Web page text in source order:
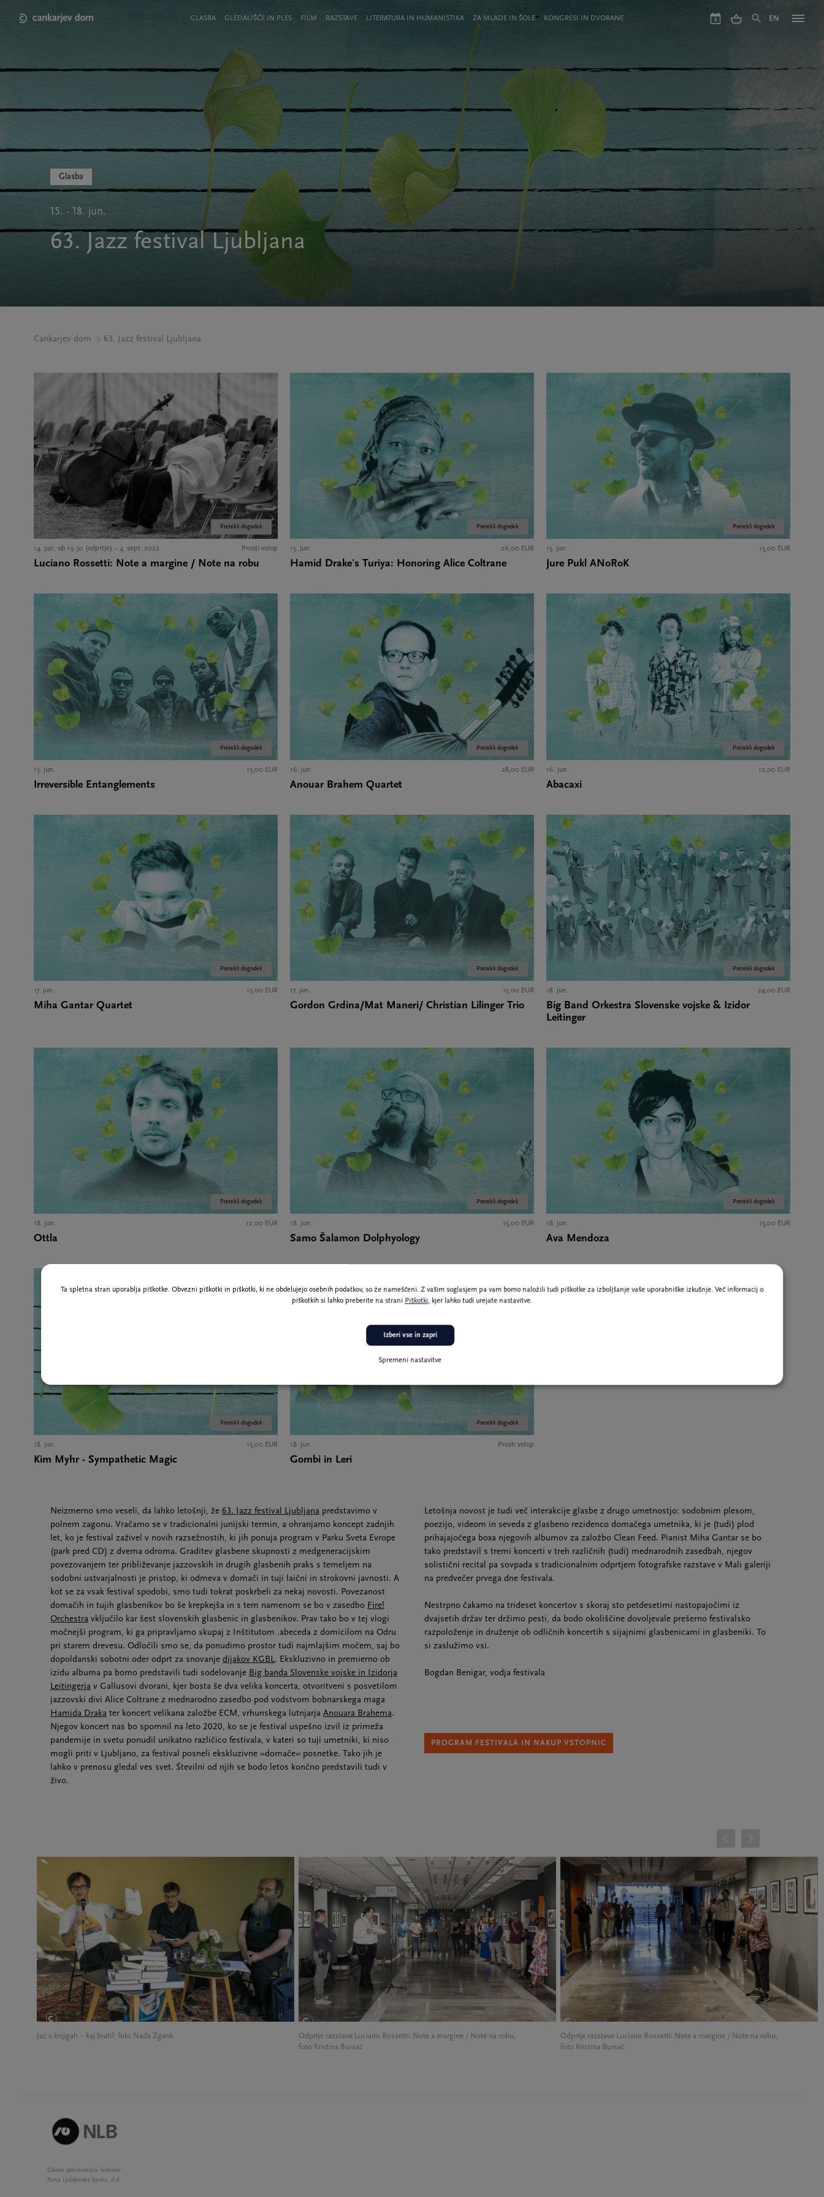
main
MeniGLASBA GLEDALIŠČE IN PLES FILM RAZSTAVE LITERATURA IN HUMANISTIKA ZA MLADE IN ŠOLE KONGRESI IN DVORANE 6 EN
Glasba
15. - 18. jun.
63. Jazz festival Ljubljana
Cankarjev dom 63. Jazz festival Ljubljana
Pretekli dogodek
14. jun. ob 19.30 (odprtje) – 4. sept. 2022 Prosti vstop
Luciano Rossetti: Note a margine / Note na robu
Pretekli dogodek
15. jun. 26,00 EUR
Hamid Drake's Turiya: Honoring Alice Coltrane
Pretekli dogodek
15. jun. 15,00 EUR
Jure Pukl ANoRoK
Pretekli dogodek
15. jun. 15,00 EUR
Irreversible Entanglements
Pretekli dogodek
16. jun. 28,00 EUR
Anouar Brahem Quartet
Pretekli dogodek
16. jun. 12,00 EUR
Abacaxi
Pretekli dogodek
17. jun. 15,00 EUR
Miha Gantar Quartet
Pretekli dogodek
17. jun. 15,00 EUR
Gordon Grdina/Mat Maneri/ Christian Lilinger Trio
Pretekli dogodek
18. jun. 24,00 EUR
Big Band Orkestra Slovenske vojske & Izidor
Leitinger
Pretekli dogodek
18. jun. 12,00 EUR
Ottla
Pretekli dogodek
18. jun. 15,00 EUR
Samo Šalamon Dolphyology
Pretekli dogodek
18. jun. 15,00 EUR
Ava Mendoza
Pretekli dogodek
18. jun. 15,00 EUR
Kim Myhr - Sympathetic Magic
Pretekli dogodek
18. jun. Prosti vstop
Gombi in Leri
Neizmerno smo veseli, da lahko letošnji, že 63. Jazz festival Ljubljana predstavimo v
polnem zagonu. Vračamo se v tradicionalni junijski termin, a ohranjamo koncept zadnjih
let, ko je festival zaživel v novih razsežnostih, ki jih ponuja program v Parku Sveta Evrope
(park pred CD) z dvema odroma. Graditev glasbene skupnosti z medgeneracijskim
povezovanjem ter približevanje jazzovskih in drugih glasbenih praks s temeljem na
sodobni ustvarjalnosti je pristop, ki odmeva v domači in tuji laični in strokovni javnosti. A
kot se za vsak festival spodobi, smo tudi tokrat poskrbeli za nekaj novosti. Povezanost
domačih in tujih glasbenikov bo še krepkejša in s tem namenom se bo v zasedbo Fire!
Orchestra vključilo kar šest slovenskih glasbenic in glasbenikov. Prav tako bo v tej vlogi
močnejši program, ki ga pripravljamo skupaj z Inštitutom .abeceda z domicilom na Odru
pri starem drevesu. Odločili smo se, da ponudimo prostor tudi najmlajšim močem, saj bo
dopoldanski sobotni oder odprt za snovanje dijakov KGBL. Ekskluzivno in premierno ob
izidu albuma pa bomo predstavili tudi sodelovanje Big banda Slovenske vojske in Izidorja
Leitingerja v Gallusovi dvorani, kjer bosta še dva velika koncerta, otvoritveni s posvetilom
jazzovski divi Alice Coltrane z mednarodno zasedbo pod vodstvom bobnarskega maga
Hamida Draka ter koncert velikana založbe ECM, vrhunskega lutnjarja Anouara Brahema.
Njegov koncert nas bo spomnil na leto 2020, ko se je festival uspešno izvil iz primeža
pandemije in svetu ponudil unikatno različico festivala, v kateri so tuji umetniki, ki niso
mogli priti v Ljubljano, za festival posneli ekskluzivne »domače« posnetke. Tako jih je
lahko v prenosu gledal ves svet. Številni od njih se bodo letos končno predstavili tudi v
živo.
Letošnja novost je tudi več interakcije glasbe z drugo umetnostjo: sodobnim plesom,
poezijo, videom in seveda z glasbeno rezidenco domačega umetnika, ki je (tudi) plod
prihajajočega boxa njegovih albumov za založbo Clean Feed. Pianist Miha Gantar se bo
tako predstavil s tremi koncerti v treh različnih (tudi) mednarodnih zasedbah, njegov
solistični recital pa sovpada s tradicionalnim odprtjem fotografske razstave v Mali galeriji
na predvečer prvega dne festivala.
Nestrpno čakamo na trideset koncertov s skoraj sto petdesetimi nastopajočimi iz
dvajsetih držav ter držimo pesti, da bodo okoliščine dovoljevale prešerno festivalsko
razpoloženje in druženje ob odličnih koncertih s sijajnimi glasbenicami in glasbeniki. To
si zaslužimo vsi.
Bogdan Benigar, vodja festivala
PROGRAM FESTIVALA IN NAKUP VSTOPNIC
Jaz v knjigah – kaj brati?, foto Nada Žgank
Odprtje razstave Luciano Rossetti: Note a margine / Note na robu,
foto Kristina Bursać
Odprtje razstave Luciano Rossetti: Note a margine / Note na robu,
foto Kristina Bursać
Glavna pokroviteljica festivala:
Nova Ljubljanska banka, d.d.
Ta spletna stran uporablja piškotke. Obvezni piškotki in piškotki, ki ne obdelujejo osebnih podatkov, so že nameščeni. Z vašim soglasjem pa vam bomo naložili tudi piškotke za izboljšanje vaše uporabniške izkušnje. Več informacij o
piškotkih si lahko preberite na strani Piškotki, kjer lahko tudi urejate nastavitve.
Spremeni nastavitve
Izberi vse in zapri